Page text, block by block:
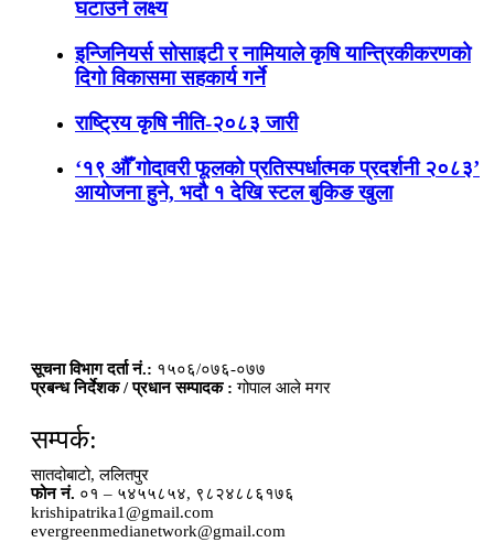
घटाउने लक्ष्य
इन्जिनियर्स सोसाइटी र नामियाले कृषि यान्त्रिकीकरणको
दिगो विकासमा सहकार्य गर्ने
राष्ट्रिय कृषि नीति-२०८३ जारी
‘१९ औँ गोदावरी फूलको प्रतिस्पर्धात्मक प्रदर्शनी २०८३’
आयोजना हुने, भदौ १ देखि स्टल बुकिङ खुला
सूचना विभाग दर्ता नं.: १५०६/०७६-०७७
प्रबन्ध निर्देशक / प्रधान सम्पादक : गोपाल आले मगर
सम्पर्क:
सातदोबाटो, ललितपुर
फोन नं. ०१ – ५४५५८५४, ९८२४८८६१७६
krishipatrika1@gmail.com
evergreenmedianetwork@gmail.com